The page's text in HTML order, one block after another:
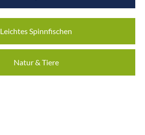
Leichtes Spinnfischen
Natur & Tiere